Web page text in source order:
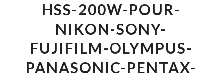
HSS-200W-POUR-
NIKON-SONY-
FUJIFILM-OLYMPUS-
PANASONIC-PENTAX-